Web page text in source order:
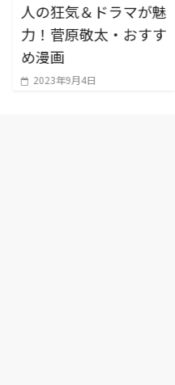
の狂気＆ドラマが魅
！菅原敬太・おすす
漫画
2023年9月4日